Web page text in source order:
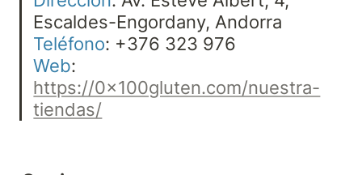
Teléfono
Web
https://0x100gluten.com/nuestra-
tiendas/